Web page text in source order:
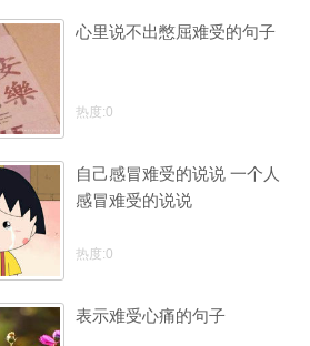
心里说不出憋屈难受的句子
热度:0
自己感冒难受的说说 一个人
感冒难受的说说
热度:0
表示难受心痛的句子